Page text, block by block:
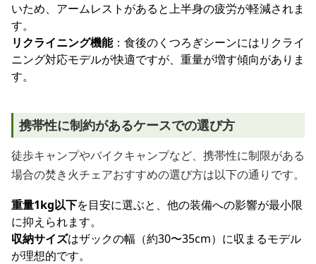
いため、アームレストがあると上半身の疲労が軽減されま
す。
リクライニング機能：食後のくつろぎシーンにはリクライ
ニング対応モデルが快適ですが、重量が増す傾向がありま
す。
携帯性に制約があるケースでの選び方
徒歩キャンプやバイクキャンプなど、携帯性に制限がある
場合の焚き火チェアおすすめの選び方は以下の通りです。
重量1kg以下を目安に選ぶと、他の装備への影響が最小限
に抑えられます。
収納サイズはザックの幅（約30〜35cm）に収まるモデル
が理想的です。